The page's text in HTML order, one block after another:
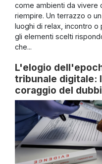
come ambienti da vivere
riempire. Un terrazzo o
luoghi di relax, incontro o
gli elementi scelti
che...
L'elogio
tribunale digitale:
coraggio del